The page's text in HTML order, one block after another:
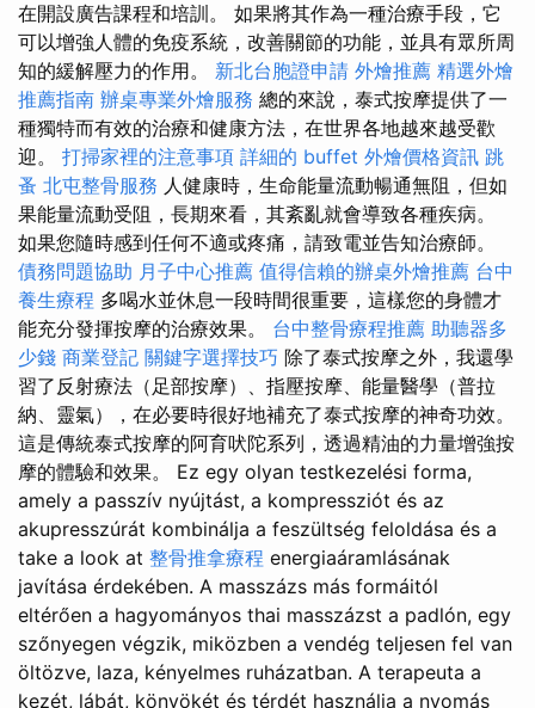
在開設廣告課程和培訓。 如果將其作為一種治療手段，它
可以增強人體的免疫系統，改善關節的功能，並具有眾所周
知的緩解壓力的作用。 新北台胞證申請 外燴推薦 精選外燴
推薦指南 辦桌專業外燴服務 總的來說，泰式按摩提供了一
種獨特而有效的治療和健康方法，在世界各地越來越受歡
迎。 打掃家裡的注意事項 詳細的 buffet 外燴價格資訊 跳
蚤 北屯整骨服務 人健康時，生命能量流動暢通無阻，但如
果能量流動受阻，長期來看，其紊亂就會導致各種疾病。
如果您隨時感到任何不適或疼痛，請致電並告知治療師。
債務問題協助 月子中心推薦 值得信賴的辦桌外燴推薦 台中
養生療程 多喝水並休息一段時間很重要，這樣您的身體才
能充分發揮按摩的治療效果。 台中整骨療程推薦 助聽器多
少錢 商業登記 關鍵字選擇技巧 除了泰式按摩之外，我還學
習了反射療法（足部按摩）、指壓按摩、能量醫學（普拉
納、靈氣），在必要時很好地補充了泰式按摩的神奇功效。
這是傳統泰式按摩的阿育吠陀系列，透過精油的力量增強按
摩的體驗和效果。 Ez egy olyan testkezelési forma,
amely a passzív nyújtást, a kompressziót és az
akupresszúrát kombinálja a feszültség feloldása és a
take a look at 整骨推拿療程 energiaáramlásának
javítása érdekében. A masszázs más formáitól
eltérően a hagyományos thai masszázst a padlón, egy
szőnyegen végzik, miközben a vendég teljesen fel van
öltözve, laza, kényelmes ruházatban. A terapeuta a
kezét, lábát, könyökét és térdét használja a nyomás